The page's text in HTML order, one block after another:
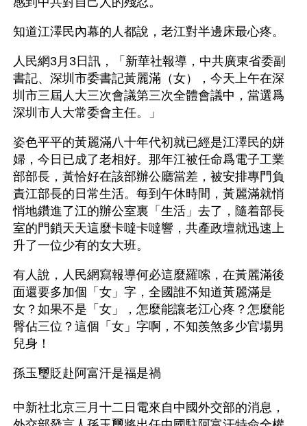
知道江澤民內幕的人都說，老江對半邊床最心疼。
人民網3月3日訊，「新華社報導，中共廣東省委副
書記、深圳市委書記黃麗滿（女），今天上午在深
圳市三屆人大三次會議第三次全體會議中，當選爲
深圳市人大常委會主任。」
姿色平平的黃麗滿八十年代初就已經是江澤民的姘
婦，今日已成了老相好。那年江被任命爲電子工業
部部長，黃恰好在該部辦公廳當差，被安排專門負
責江部長的日常生活。每到午休時間，黃麗滿就悄
悄地鑽進了江的辦公室裏「生活」去了，隨着部長
室的門鎖天天這麼卡噠卡噠響，共產政壇就迅速上
升了一位少有的女大班。
有人說，人民網寫報導何必這麼羅嗦，在黃麗滿後
面還要多加個「女」字，全國誰不知道黃麗滿是
女？如果不是「女」，怎麼能讓老江心疼？怎麼能
臀佔三位？這個「女」字啊，不知羨煞多少官場男
兒身！
孫玉璽貶赴阿富汗是福是禍
中新社北京三月十二日電來自中國外交部的消息，